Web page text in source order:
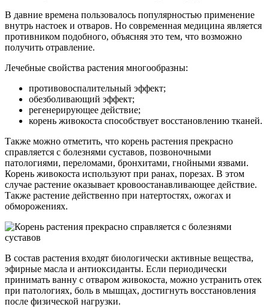
В давние времена пользовалось популярностью применение
внутрь настоек и отваров. Но современная медицина является
противником подобного, объясняя это тем, что возможно
получить отравление.
Лечебные свойства растения многообразны:
противовоспалительный эффект;
обезболивающий эффект;
регенерирующее действие;
корень живокоста способствует восстановлению тканей.
Также можно отметить, что корень растения прекрасно
справляется с болезнями суставов, позвоночными
патологиями, переломами, бронхитами, гнойными язвами.
Корень живокоста используют при ранах, порезах. В этом
случае растение оказывает кровоостанавливающее действие.
Также растение действенно при натертостях, ожогах и
обморожениях.
В состав растения входят биологически активные вещества,
эфирные масла и антиоксиданты. Если периодически
принимать ванну с отваром живокоста, можно устранить отек
при патологиях, боль в мышцах, достигнуть восстановления
после физической нагрузки.